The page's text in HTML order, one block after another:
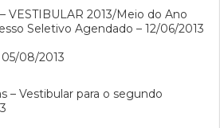
VESTIBULAR 2013/Meio do Ano
Seletivo Agendado – 12/06/2013
05/08/2013
– Vestibular para o segundo